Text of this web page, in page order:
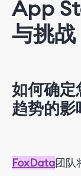
App
与挑战
如何确定
趋势的影
FoxData团队